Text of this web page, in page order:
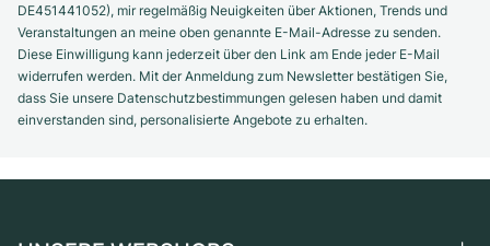
DE451441052), mir regelmäßig Neuigkeiten über Aktionen, Trends und
Veranstaltungen an meine oben genannte E-Mail-Adresse zu senden.
Diese Einwilligung kann jederzeit über den Link am Ende jeder E-Mail
widerrufen werden. Mit der Anmeldung zum Newsletter bestätigen Sie,
dass Sie unsere Datenschutzbestimmungen gelesen haben und damit
einverstanden sind, personalisierte Angebote zu erhalten.